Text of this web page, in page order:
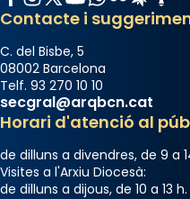
Contacte i
C. del Bisbe, 5
08002 Barcelona
Telf. 93 270 10 10
secgral@arqbcn.cat
Horari d'atenció al
de dilluns a divendres, de 9 a
Visites a l'Arxiu Diocesà:
de dilluns a dijous, de 10 a 13 h.